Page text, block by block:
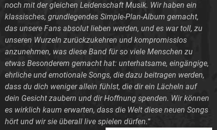
noch mit der gleichen Leidenschaft Musik. Wir haben ein
klassisches, grundlegendes Simple-Plan-Album gemacht,
das unsere Fans absolut lieben werden, und es war toll, zu
unseren Wurzeln zurückzukehren und kompromisslos
anzunehmen, was diese Band für so viele Menschen zu
etwas Besonderem gemacht hat: unterhatsame, eingängige,
ehrliche und emotionale Songs, die dazu beitragen werden,
dass du dich weniger allein fühlst, die dir ein Lächeln auf
dein Gesicht zaubern und dir Hoffnung spenden. Wir können
es wirklich kaum erwarten, dass die Welt diese neuen Songs
hört und wir sie überall live spielen dürfen.“